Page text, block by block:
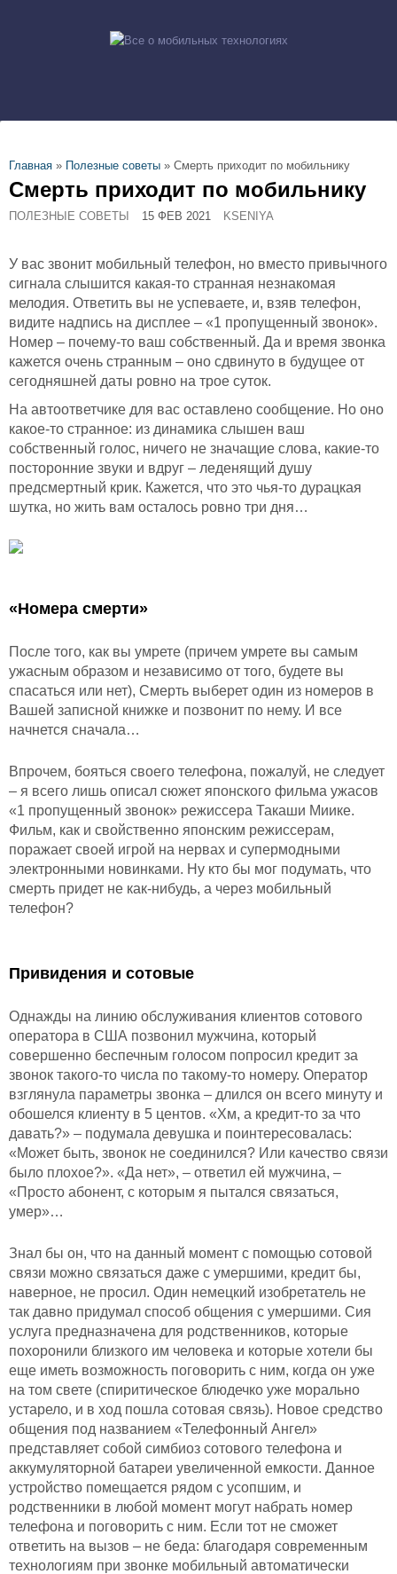
Главная » Полезные советы » Смерть приходит по мобильнику
Смерть приходит по мобильнику
ПОЛЕЗНЫЕ СОВЕТЫ 15 ФЕВ 2021 KSENIYA
У вас звонит мобильный телефон, но вместо привычного
сигнала слышится какая-то странная незнакомая
мелодия. Ответить вы не успеваете, и, взяв телефон,
видите надпись на дисплее – «1 пропущенный звонок».
Номер – почему-то ваш собственный. Да и время звонка
кажется очень странным – оно сдвинуто в будущее от
сегодняшней даты ровно на трое суток.
На автоответчике для вас оставлено сообщение. Но оно
какое-то странное: из динамика слышен ваш
собственный голос, ничего не значащие слова, какие-то
посторонние звуки и вдруг – леденящий душу
предсмертный крик. Кажется, что это чья-то дурацкая
шутка, но жить вам осталось ровно три дня…
«Номера смерти»
После того, как вы умрете (причем умрете вы самым
ужасным образом и независимо от того, будете вы
спасаться или нет), Смерть выберет один из номеров в
Вашей записной книжке и позвонит по нему. И все
начнется сначала…
Впрочем, бояться своего телефона, пожалуй, не следует
– я всего лишь описал сюжет японского фильма ужасов
«1 пропущенный звонок» режиссера Такаши Миике.
Фильм, как и свойственно японским режиссерам,
поражает своей игрой на нервах и супермодными
электронными новинками. Ну кто бы мог подумать, что
смерть придет не как-нибудь, а через мобильный
телефон?
Привидения и сотовые
Однажды на линию обслуживания клиентов сотового
оператора в США позвонил мужчина, который
совершенно беспечным голосом попросил кредит за
звонок такого-то числа по такому-то номеру. Оператор
взглянула параметры звонка – длился он всего минуту и
обошелся клиенту в 5 центов. «Хм, а кредит-то за что
давать?» – подумала девушка и поинтересовалась:
«Может быть, звонок не соединился? Или качество связи
было плохое?». «Да нет», – ответил ей мужчина, –
«Просто абонент, с которым я пытался связаться,
умер»…
Знал бы он, что на данный момент с помощью сотовой
связи можно связаться даже с умершими, кредит бы,
наверное, не просил. Один немецкий изобретатель не
так давно придумал способ общения с умершими. Сия
услуга предназначена для родственников, которые
похоронили близкого им человека и которые хотели бы
еще иметь возможность поговорить с ним, когда он уже
на том свете (спиритическое блюдечко уже морально
устарело, и в ход пошла сотовая связь). Новое средство
общения под названием «Телефонный Ангел»
представляет собой симбиоз сотового телефона и
аккумуляторной батареи увеличенной емкости. Данное
устройство помещается рядом с усопшим, и
родственники в любой момент могут набрать номер
телефона и поговорить с ним. Если тот не сможет
ответить на вызов – не беда: благодаря современным
технологиям при звонке мобильный автоматически